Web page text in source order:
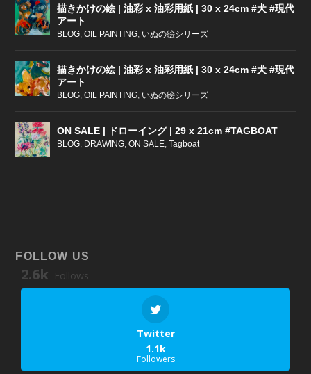
描きかけの絵 | 油彩 x 油彩用紙 | 30 x 24cm #犬 #現代
アート
BLOG ,OIL PAINTING いぬの絵シリーズ
描きかけの絵 | 油彩 x 油彩用紙 | 30 x 24cm #犬 #現代
アート
BLOG ,OIL PAINTING いぬの絵シリーズ
ON SALE | ドローイング | 29 x 21cm #TAGBOAT
BLOG DRAWING ,ON SALE ,Tagboat
FOLLOW US
2.6k Follows
Twitter
1.1k
Followers